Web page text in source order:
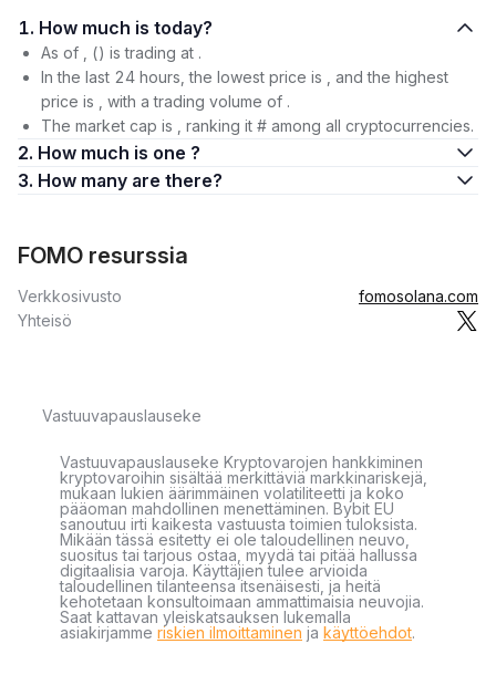
1. How much is today?
As of , () is trading at .
In the last 24 hours, the lowest price is , and the highest
price is , with a trading volume of .
The market cap is , ranking it # among all cryptocurrencies.
2. How much is one ?
3. How many are there?
FOMO resurssia
Verkkosivusto
fomosolana.com
Yhteisö
Vastuuvapauslauseke
Vastuuvapauslauseke Kryptovarojen hankkiminen
kryptovaroihin sisältää merkittäviä markkinariskejä,
mukaan lukien äärimmäinen volatiliteetti ja koko
pääoman mahdollinen menettäminen. Bybit EU
sanoutuu irti kaikesta vastuusta toimien tuloksista.
Mikään tässä esitetty ei ole taloudellinen neuvo,
suositus tai tarjous ostaa, myydä tai pitää hallussa
digitaalisia varoja. Käyttäjien tulee arvioida
taloudellinen tilanteensa itsenäisesti, ja heitä
kehotetaan konsultoimaan ammattimaisia neuvojia.
Saat kattavan yleiskatsauksen lukemalla
asiakirjamme riskien ilmoittaminen ja käyttöehdot.